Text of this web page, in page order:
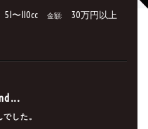
51〜110cc 金額: 30万円以上
した。